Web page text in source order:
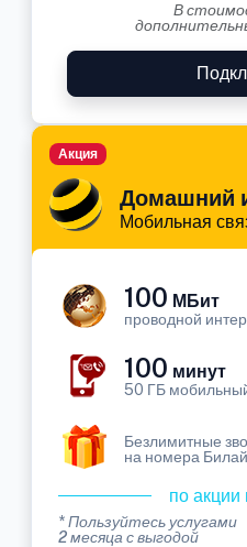
В
Домашний
Мобильная
Акция
100 МБит
проводной
100 минут
50 ГБ
Безлимитные
на номера
по акции
* Пользуйтесь услугами
2 месяца с выгодой